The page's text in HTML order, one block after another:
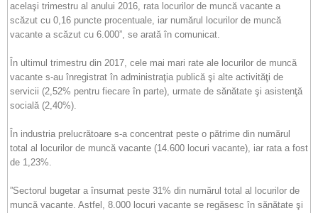
acelaşi trimestru al anului 2016, rata locurilor de muncă vacante a
scăzut cu 0,16 puncte procentuale, iar numărul locurilor de muncă
vacante a scăzut cu 6.000”, se arată în comunicat.
În ultimul trimestru din 2017, cele mai mari rate ale locurilor de muncă
vacante s-au înregistrat în administraţia publică şi alte activităţi de
servicii (2,52% pentru fiecare în parte), urmate de sănătate şi asistenţă
socială (2,40%).
În industria prelucrătoare s-a concentrat peste o pătrime din numărul
total al locurilor de muncă vacante (14.600 locuri vacante), iar rata a fost
de 1,23%.
”Sectorul bugetar a însumat peste 31% din numărul total al locurilor de
muncă vacante. Astfel, 8.000 locuri vacante se regăsesc în sănătate şi